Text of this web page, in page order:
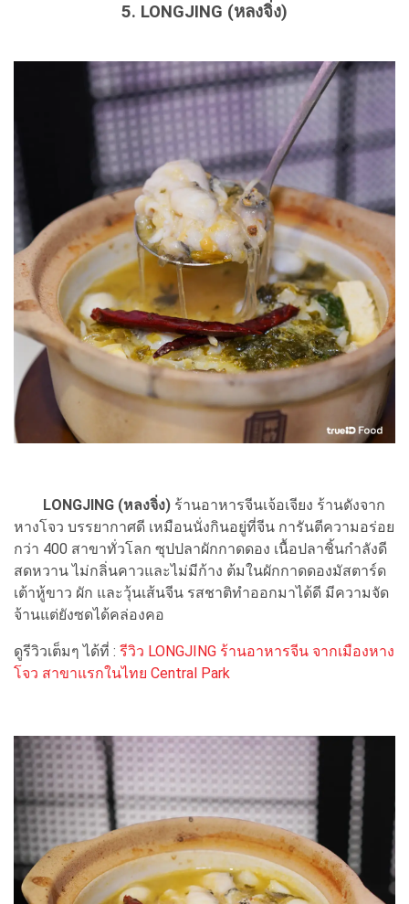
5. LONGJING (หลงจิ่ง)
LONGJING (หลงจิ่ง) ร้านอาหารจีนเจ้อเจียง ร้านดังจาก
หางโจว บรรยากาศดี เหมือนนั่งกินอยู่ที่จีน การันตีความอร่อย
กว่า 400 สาขาทั่วโลก ซุปปลาผักกาดดอง เนื้อปลาชิ้นกำลังดี
สดหวาน ไม่กลิ่นคาวและไม่มีก้าง ต้มในผักกาดดองมัสตาร์ด
เต้าหู้ขาว ผัก และวุ้นเส้นจีน รสชาติทำออกมาได้ดี มีความจัด
จ้านแต่ยังซดได้คล่องคอ
ดูรีวิวเต็มๆ ได้ที่ : รีวิว LONGJING ร้านอาหารจีน จากเมืองหาง
โจว สาขาแรกในไทย Central Park